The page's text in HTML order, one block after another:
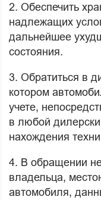
2. Обеспечить
надлежащих
дальнейшее
состояния.
3. Обратиться в
котором
учете,
в любой
нахождения
4. В обращении
владельца,
автомобиля,